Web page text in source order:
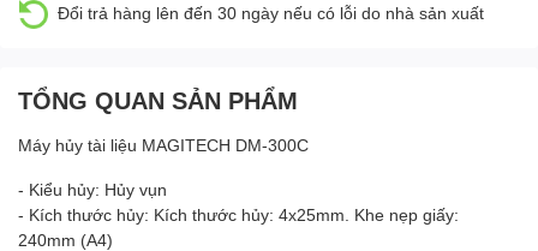
Đổi trả hàng lên đến 30 ngày nếu có lỗi do nhà sản xuất
TỔNG QUAN SẢN PHẨM
Máy hủy tài liệu MAGITECH DM-300C
- Kiểu hủy: Hủy vụn
- Kích thước hủy: Kích thước hủy: 4x25mm. Khe nẹp giấy:
240mm (A4)